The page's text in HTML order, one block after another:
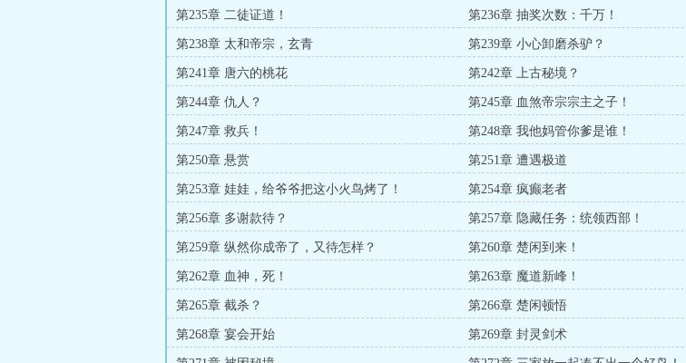
第235章 二徒证道！ 第236章 抽奖次数：千万！
第238章 太和帝宗，玄青 第239章 小心卸磨杀驴？
第241章 唐六的桃花 第242章 上古秘境？
第244章 仇人？ 第245章 血煞帝宗宗主之子！
第247章 救兵！ 第248章 我他妈管你爹是谁！
第250章 悬赏 第251章 遭遇极道
第253章 娃娃，给爷爷把这小火鸟烤了！ 第254章 疯癫老者
第256章 多谢款待？ 第257章 隐藏任务：统领西部！
第259章 纵然你成帝了，又待怎样？ 第260章 楚闲到来！
第262章 血神，死！ 第263章 魔道新峰！
第265章 截杀？ 第266章 楚闲顿悟
第268章 宴会开始 第269章 封灵剑术